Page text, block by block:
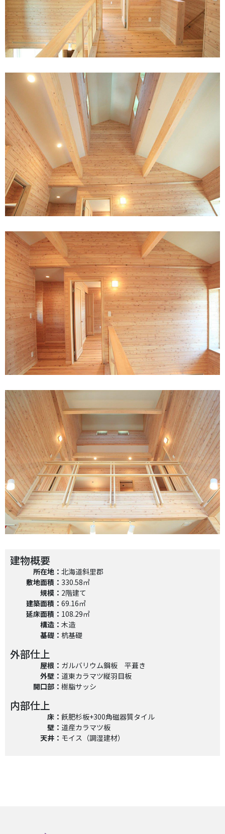
建物概要
所在地： 北海道斜里郡
敷地面積： 330.58㎡
規模： 2階建て
建築面積： 69.16㎡
延床面積： 108.29㎡
構造： 木造
基礎： 杭基礎
外部仕上
屋根： ガルバリウム鋼板 平葺き
外壁： 道東カラマツ縦羽目板
開口部： 樹脂サッシ
内部仕上
床： 飫肥杉板+300角磁器質タイル
壁： 道産カラマツ板
天井： モイス（調湿建材）